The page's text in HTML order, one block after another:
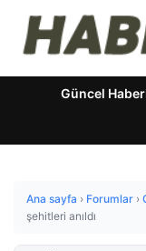
Güncel
Ana sayfa › Forumlar ›
şehitleri anıldı